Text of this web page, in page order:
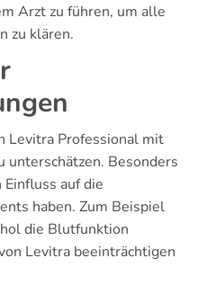
Arzt zu führen, um alle
zu klären.
Levitra Professional mit
unterschätzen. Besonders
auf die
haben. Zum Beispiel
die Blutfunktion
Levitra beeinträchtigen